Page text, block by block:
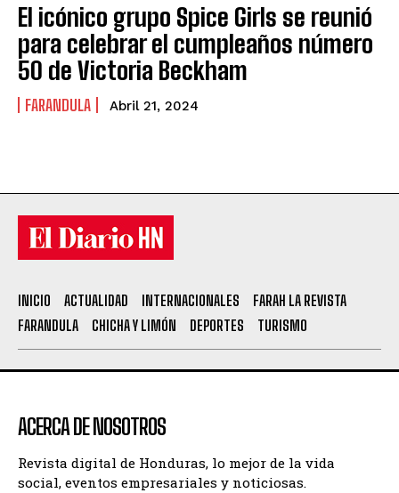
El icónico grupo Spice Girls se reunió
para celebrar el cumpleaños número
50 de Victoria Beckham
FARANDULA Abril 21, 2024
INICIO ACTUALIDAD INTERNACIONALES
FARAH LA REVISTA
FARANDULA
CHICHA Y LIMÓN DEPORTES TURISMO
ACERCA DE NOSOTROS
Revista digital de Honduras, lo mejor de la vida
social, eventos empresariales y noticiosas.